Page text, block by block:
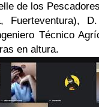
de los
Fuerteventura),
Técnico
en altura.